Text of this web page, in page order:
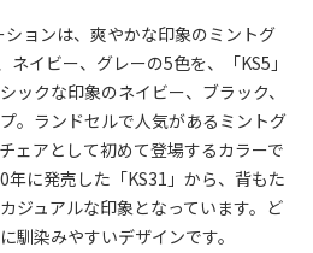
ションは、爽やかな印象のミントグ
ネイビー、グレーの5色を、「KS5」
ックな印象のネイビー、ブラック、
。ランドセルで人気があるミントグ
ェアとして初めて登場するカラーで
年に発売した「KS31」から、背もた
ジュアルな印象となっています。ど
馴染みやすいデザインです。